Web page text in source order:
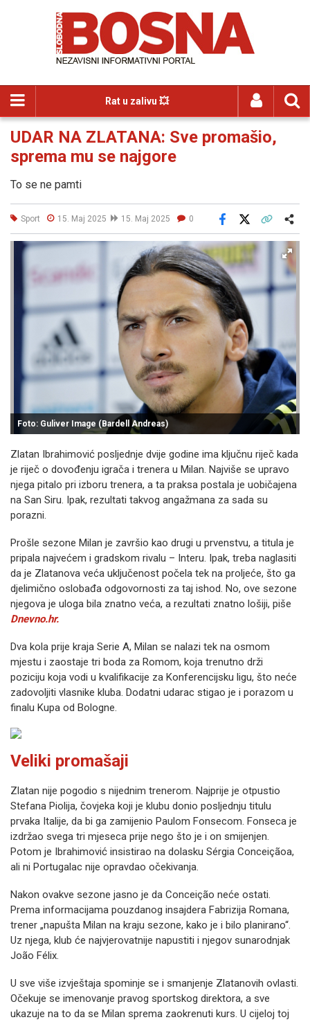
Rat u zalivu 💥
UDAR NA ZLATANA: Sve promašio,
sprema mu se najgore
To se ne pamti
Sport 15. Maj 2025 15. Maj 2025 0
Facebook
Foto: Guliver Image (Bardell Andreas)
Zlatan Ibrahimović posljednje dvije godine ima ključnu riječ kada
je riječ o dovođenju igrača i trenera u Milan. Najviše se upravo
njega pitalo pri izboru trenera, a ta praksa postala je uobičajena
na San Siru. Ipak, rezultati takvog angažmana za sada su
porazni.
Prošle sezone Milan je završio kao drugi u prvenstvu, a titula je
pripala najvećem i gradskom rivalu – Interu. Ipak, treba naglasiti
da je Zlatanova veća uključenost počela tek na proljeće, što ga
djelimično oslobađa odgovornosti za taj ishod. No, ove sezone
njegova je uloga bila znatno veća, a rezultati znatno lošiji, piše
Dnevno.hr.
Dva kola prije kraja Serie A, Milan se nalazi tek na osmom
mjestu i zaostaje tri boda za Romom, koja trenutno drži
poziciju koja vodi u kvalifikacije za Konferencijsku ligu, što neće
zadovoljiti vlasnike kluba. Dodatni udarac stigao je i porazom u
finalu Kupa od Bologne.
Veliki promašaji
Zlatan nije pogodio s nijednim trenerom. Najprije je otpustio
Stefana Piolija, čovjeka koji je klubu donio posljednju titulu
prvaka Italije, da bi ga zamijenio Paulom Fonsecom. Fonseca je
izdržao svega tri mjeseca prije nego što je i on smijenjen.
Potom je Ibrahimović insistirao na dolasku Sérgia Conceiçãoa,
ali ni Portugalac nije opravdao očekivanja.
Nakon ovakve sezone jasno je da Conceição neće ostati.
Prema informacijama pouzdanog insajdera Fabrizija Romana,
trener „napušta Milan na kraju sezone, kako je i bilo planirano“.
Uz njega, klub će najvjerovatnije napustiti i njegov sunarodnjak
João Félix.
U sve više izvještaja spominje se i smanjenje Zlatanovih ovlasti.
Očekuje se imenovanje pravog sportskog direktora, a sve
ukazuje na to da se Milan sprema zaokrenuti kurs. U cijeloj toj